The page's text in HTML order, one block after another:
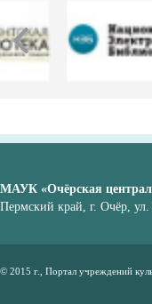
МАУК «Очёрская
Пермский край, г. Очёр,
© 2015 г., Портал учреждений